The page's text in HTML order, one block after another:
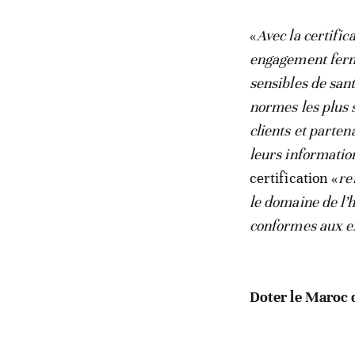
«Avec la
engagement
sensibles de
normes les plus
clients et
leurs
certification «
le domaine de
conformes aux
Doter le Maroc